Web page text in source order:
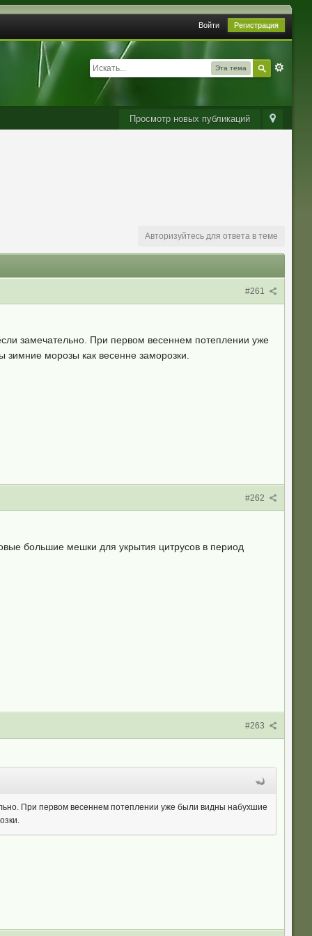
Войти Регистрация
Эта тема
Просмотр новых публикаций
Авторизуйтесь для ответа в теме
#261
замечательно. При первом весеннем потеплении уже
зимние морозы как весенне заморозки.
#262
большие мешки для укрытия цитрусов в период
#263
При первом весеннем потеплении уже были видны набухшие